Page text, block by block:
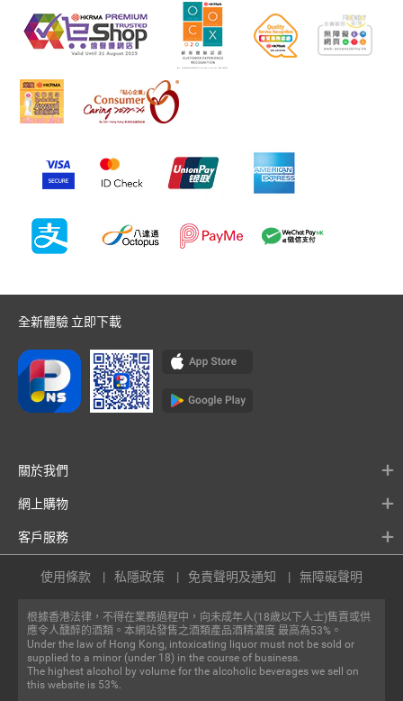
全新體驗 立即下載
關於我們
網上購物
客戶服務
根據香港法律，不得在業務過程中，向未成年人(18歲以下人士)售賣或供
應令人醺醉的酒類。本網站發售之酒類產品酒精濃度 最高為53%。
Under the law of Hong Kong, intoxicating liquor must not be sold or
supplied to a minor (under 18) in the course of business.
The highest alcohol by volume for the alcoholic beverages we sell on
this website is 53%.
使用條款 私隱政策 免責聲明及通知 無障礙聲明